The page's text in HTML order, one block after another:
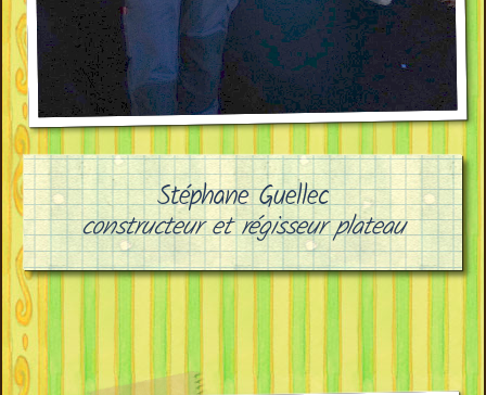
Stéphane Guellec
constructeur et régisseur plateau